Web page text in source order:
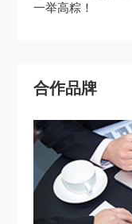
一举高粽！
合作品牌